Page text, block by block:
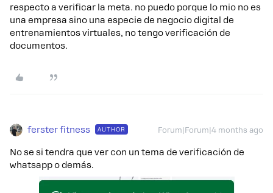
respecto a verificar la meta. no puedo porque lo mio no es
una empresa sino una especie de negocio digital de
entrenamientos virtuales, no tengo verificación de
documentos.
ferster fitness AUTHOR Forum|Forum|4 months ago
No se si tendra que ver con un tema de verificación de
whatsapp o demás.